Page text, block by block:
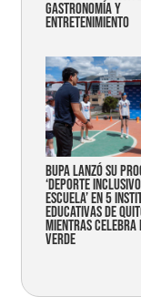
gastronomía y
entretenimiento
Bupa lanzó su
‘Deporte
Escuela’ en 5
educativas de
mientras celebra
verde